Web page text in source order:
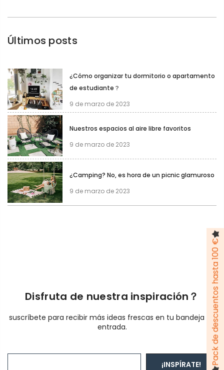
Últimos posts
¿Cómo organizar tu dormitorio o apartamento
de estudiante？
9 de marzo de 2023
Nuestros espacios al aire libre favoritos
9 de marzo de 2023
¿Camping? No, es hora de un picnic glamuroso
9 de marzo de 2023
Disfruta de nuestra inspiración？
suscríbete para recibir más ideas frescas en tu bandeja de
entrada.
¡INSPÍRATE! Pack de descuentos hasta 100 €